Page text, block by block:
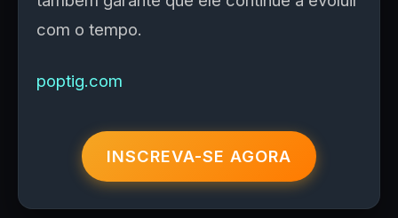
com o tempo.
poptig.com
INSCREVA-SE AGORA